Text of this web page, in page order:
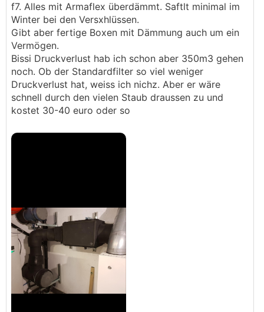
f7. Alles mit Armaflex überdämmt. Saftlt minimal im
Winter bei den Versxhlüssen.
Gibt aber fertige Boxen mit Dämmung auch um ein
Vermögen.
Bissi Druckverlust hab ich schon aber 350m3 gehen
noch. Ob der Standardfilter so viel weniger
Druckverlust hat, weiss ich nichz. Aber er wäre
schnell durch den vielen Staub draussen zu und
kostet 30-40 euro oder so